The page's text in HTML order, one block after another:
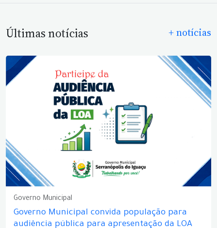
Últimas notícias + notícias
Governo Municipal
Governo Municipal convida população para
audiência pública para apresentação da LOA